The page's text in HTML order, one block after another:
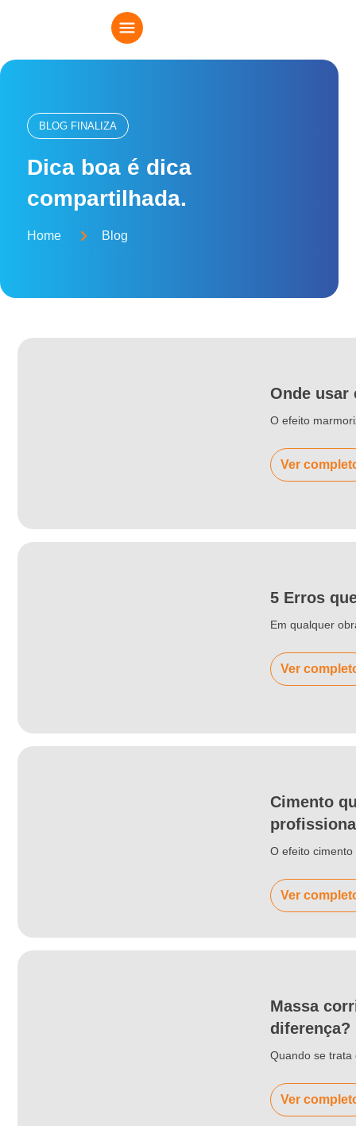
BLOG FINALIZA
Dica boa é dica
compartilhada.
Home Blog
Onde usar
O efeito
Ver
5 Erros
Em qualquer
Ver
Cimento
O efeito
Ver
Massa
diferença?
Quando se trata
Ver